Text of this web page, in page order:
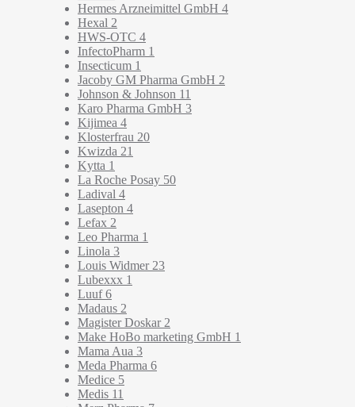
Hermes Arzneimittel GmbH 4
Hexal 2
HWS-OTC 4
InfectoPharm 1
Insecticum 1
Jacoby GM Pharma GmbH 2
Johnson & Johnson 11
Karo Pharma GmbH 3
Kijimea 4
Klosterfrau 20
Kwizda 21
Kytta 1
La Roche Posay 50
Ladival 4
Lasepton 4
Lefax 2
Leo Pharma 1
Linola 3
Louis Widmer 23
Lubexxx 1
Luuf6
Madaus 2
Magister Doskar 2
Make HoBo marketing GmbH 1
Mama Aua 3
Meda Pharma 6
Medice 5
Medis 11